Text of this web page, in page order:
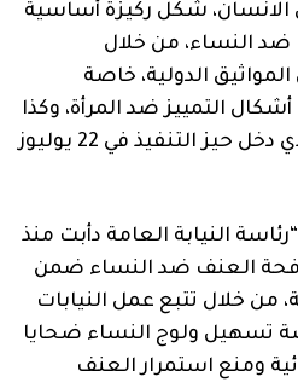
الانسان، شكل ركيزة أساسية
النساء، من خلال
الدولية، خاصة
التمييز ضد المرأة، وكذا
البرتوكول الملحق بها، الذي دخل حيز التنفيذ في 22 يوليوز
النيابة العامة دأبت منذ
العنف ضد النساء ضمن
من خلال تتبع عمل النيابات
تسهيل ولوج النساء ضحايا
ومنع استمرار العنف